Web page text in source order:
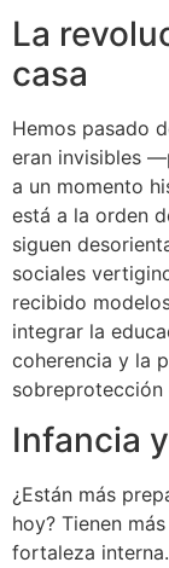
La
casa
Hemos pasado
eran invisibles
a un momento
está a la orden
siguen
sociales
recibido
integrar la
coherencia y la
sobreprotección
Infancia
¿Están más
hoy? Tienen
fortaleza